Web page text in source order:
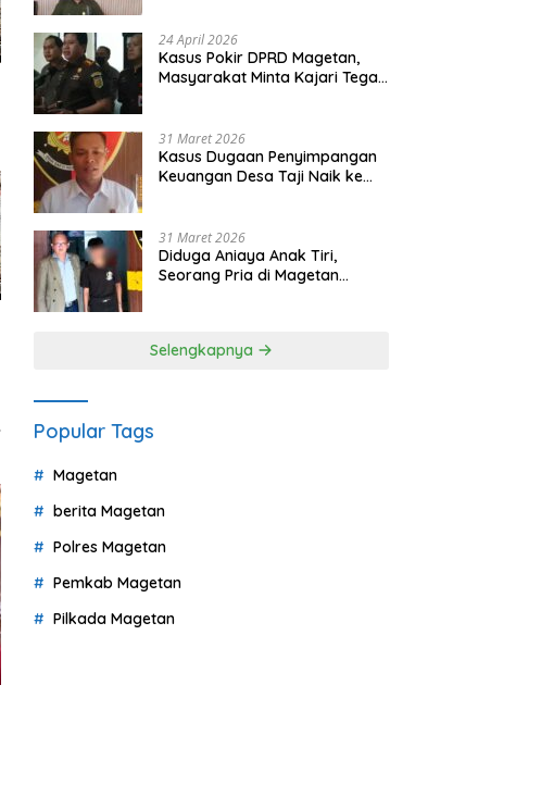
24 April 2026
Kasus Pokir DPRD Magetan,
Masyarakat Minta Kajari Tegak
31 Maret 2026
Kasus Dugaan Penyimpangan
Keuangan Desa Taji Naik ke
31 Maret 2026
Diduga Aniaya Anak Tiri,
Seorang Pria di Magetan
Selengkapnya
Popular Tags
Magetan
berita Magetan
Polres Magetan
Pemkab Magetan
Pilkada Magetan